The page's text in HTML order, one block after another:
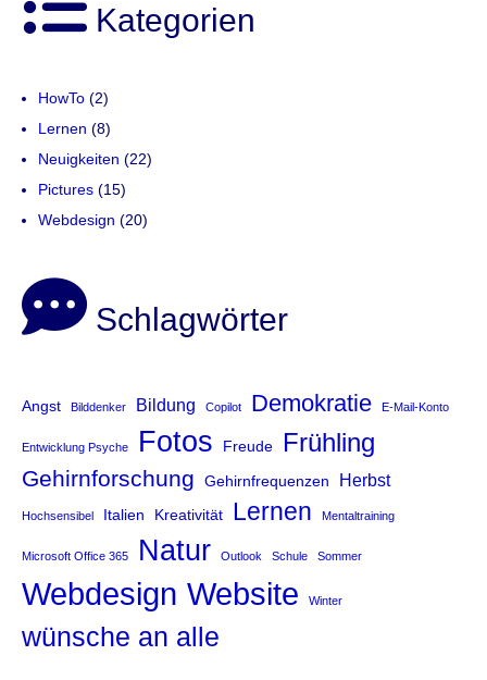
Kategorien
HowTo (2)
Lernen (8)
Neuigkeiten (22)
Pictures (15)
Webdesign (20)
Schlagwörter
Angst Bilddenker Bildung Copilot Demokratie E-Mail-Konto
Entwicklung Psyche Fotos Freude Frühling
Gehirnforschung Gehirnfrequenzen Herbst
Hochsensibel Italien Kreativität Lernen Mentaltraining
Microsoft Office 365 Natur Outlook Schule Sommer
Webdesign Website Winter
wünsche an alle